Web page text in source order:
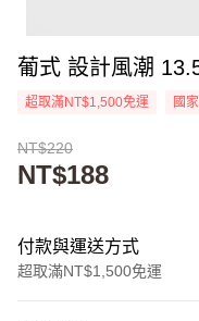
葡式 設計風潮
超取滿NT$1,500免運 國
NT$220
NT$188
付款與運送方式
超取滿NT$1,500免運